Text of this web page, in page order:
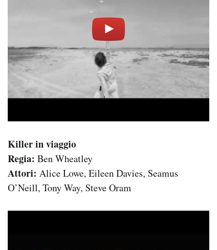
Killer in viaggio
Regia: Ben Wheatley
Attori: Alice Lowe, Eileen Davies, Seamus
O’Neill, Tony Way, Steve Oram